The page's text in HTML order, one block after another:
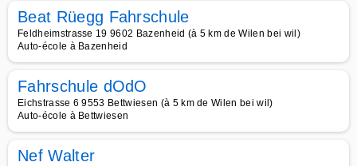
Beat Rüegg Fahrschule
Feldheimstrasse 19 9602 Bazenheid (à 5 km de Wilen bei wil)
Auto-école à Bazenheid
Fahrschule dOdO
Eichstrasse 6 9553 Bettwiesen (à 5 km de Wilen bei wil)
Auto-école à Bettwiesen
Nef Walter